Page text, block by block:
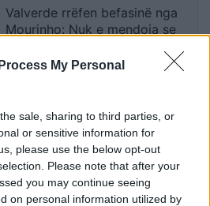
My Personal
sale, sharing to third parties, or
or sensitive information for
please use the below opt-out
Please note that after your
you may continue seeing
on personal information utilized by
Valverde rrëfen befasinë nga
Mourinho: Nuk e mendoja se
ndezi zjarr për të djegur barin
dhe flakët u përhapën drejt
malit